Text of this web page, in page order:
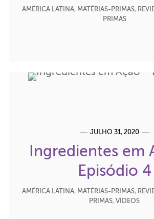
AMÉRICA LATINA, MATÉRIAS-PRIMAS,
PRIMAS
JULHO 31, 2020
Ingredientes em
Episódio 4
AMÉRICA LATINA, MATÉRIAS-PRIMAS,
PRIMAS,VÍDEOS